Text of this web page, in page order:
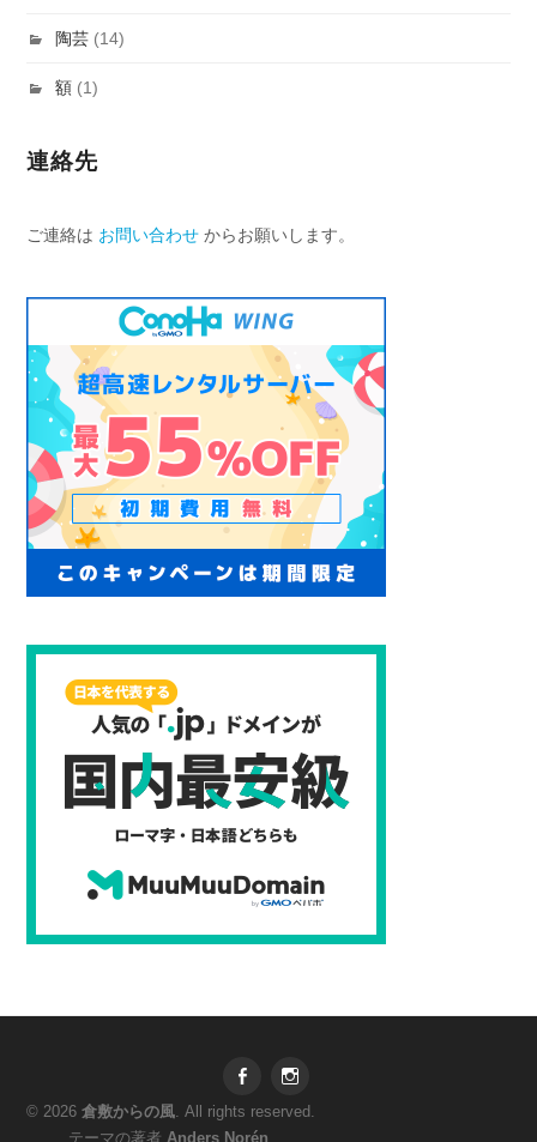
陶芸 (14)
額 (1)
連絡先
ご連絡は お問い合わせ からお願いします。
FacebookInstagram
© 2026倉敷からの風. All rights reserved.
テーマの著者 Anders Norén